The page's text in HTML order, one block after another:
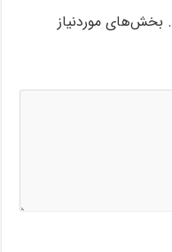
بخش‌های موردنیاز